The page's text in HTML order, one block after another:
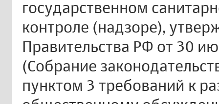
государственном
контроле (надзоре),
Правительства РФ от 30
(Собрание
пунктом 3 требований к